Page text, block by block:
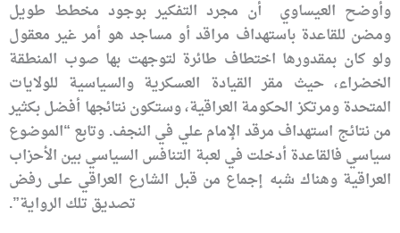
وأوضح العيساوي أن مجرد التفكير بوجود مخطط طويل
ومضن للقاعدة باستهداف مراقد أو مساجد هو أمر غير معقول
ولو كان بمقدورها اختطاف طائرة لتوجهت بها صوب المنطقة
الخضراء، حيث مقر القيادة العسكرية والسياسية للولايات
المتحدة ومرتكز الحكومة العراقية، وستكون نتائجها أفضل بكثير
من نتائج استهداف مرقد الإمام علي في النجف. وتابع “الموضوع
سياسي فالقاعدة أدخلت في لعبة التنافس السياسي بين الأحزاب
العراقية وهناك شبه إجماع من قبل الشارع العراقي على رفض
تصديق تلك الرواية”.